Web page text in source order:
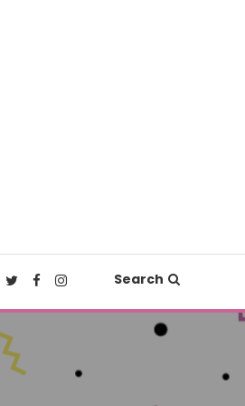
Search